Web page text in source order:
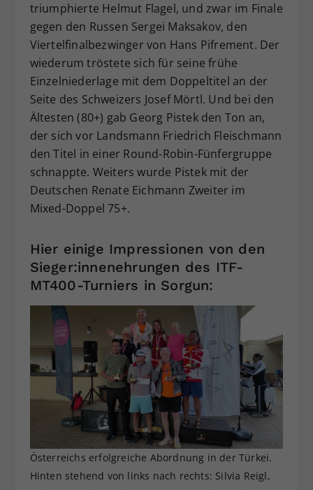
triumphierte Helmut Flagel, und zwar im Finale
gegen den Russen Sergei Maksakov, den
Viertelfinalbezwinger von Hans Pifrement. Der
wiederum tröstete sich für seine frühe
Einzelniederlage mit dem Doppeltitel an der
Seite des Schweizers Josef Mörtl. Und bei den
Ältesten (80+) gab Georg Pistek den Ton an,
der sich vor Landsmann Friedrich Fleischmann
den Titel in einer Round-Robin-Fünfergruppe
schnappte. Weiters wurde Pistek mit der
Deutschen Renate Eichmann Zweiter im
Mixed-Doppel 75+.
Hier einige Impressionen von den
Sieger:innenehrungen des ITF-
MT400-Turniers in Sorgun:
Österreichs erfolgreiche Abordnung in der Türkei.
Hinten stehend von links nach rechts: Silvia Reigl,